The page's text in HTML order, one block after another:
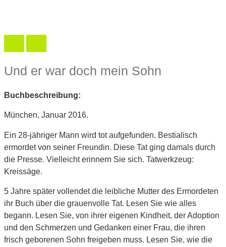
Und er war doch mein Sohn
Buchbeschreibung:
München, Januar 2016.
Ein 28-jähriger Mann wird tot aufgefunden. Bestialisch
ermordet von seiner Freundin. Diese Tat ging damals durch
die Presse. Vielleicht erinnern Sie sich. Tatwerkzeug:
Kreissäge.
5 Jahre später vollendet die leibliche Mutter des Ermordeten
ihr Buch über die grauenvolle Tat. Lesen Sie wie alles
begann. Lesen Sie, von ihrer eigenen Kindheit, der Adoption
und den Schmerzen und Gedanken einer Frau, die ihren
frisch geborenen Sohn freigeben muss. Lesen Sie, wie die